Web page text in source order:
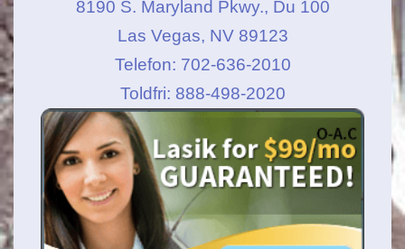
8190 S. Maryland Pkwy., Du 100
Las Vegas, NV 89123
Telefon: 702-636-2010
Toldfri: 888-498-2020